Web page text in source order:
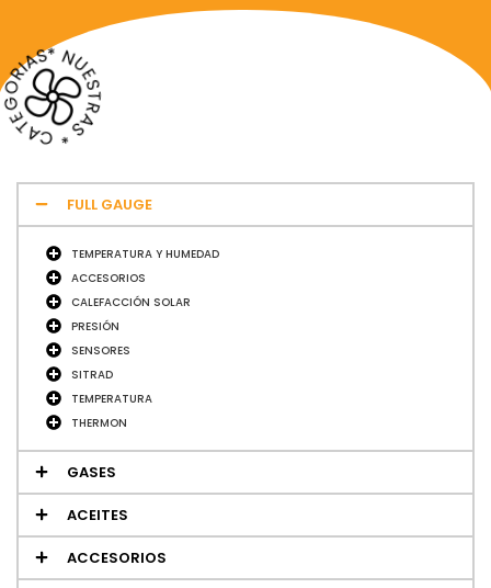
* CATEGORIAS​
FULL GAUGE
TEMPERATURA Y HUMEDAD
ACCESORIOS
CALEFACCIÓN SOLAR
PRESIÓN
SENSORES
SITRAD
TEMPERATURA
THERMON
GASES
ACEITES
ACCESORIOS